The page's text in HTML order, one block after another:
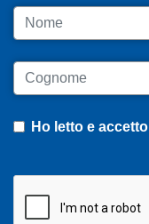
Nome
Cognome
Ho letto e accetto